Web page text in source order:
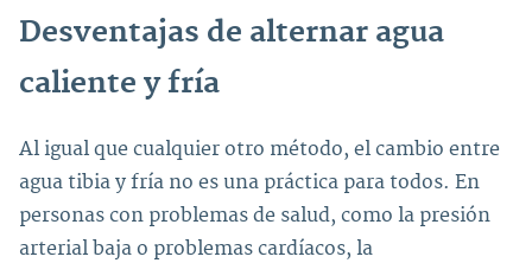
Desventajas de alternar agua
caliente y fría
Al igual que cualquier otro método, el cambio entre
agua tibia y fría no es una práctica para todos. En
personas con problemas de salud, como la presión
arterial baja o problemas cardíacos, la